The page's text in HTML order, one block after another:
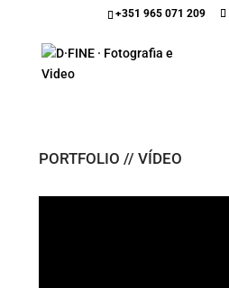
+351 965 071 209
PORTFOLIO // VÍDEO